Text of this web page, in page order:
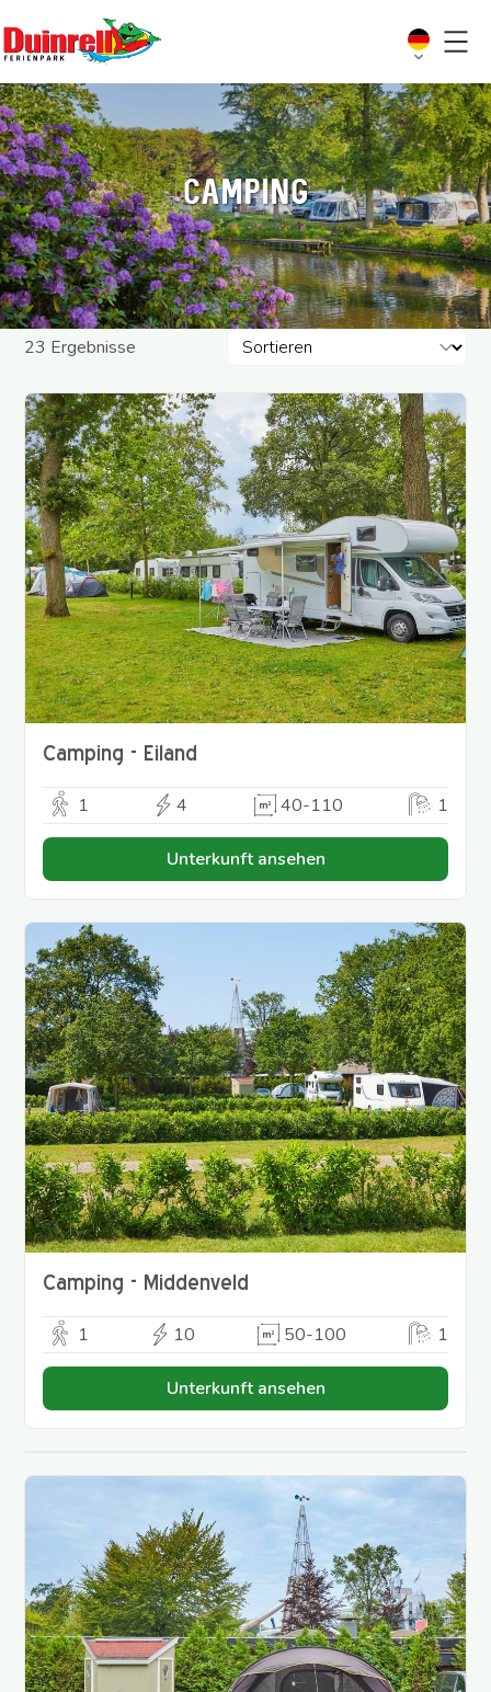
Camping
Ergebnisse
Camping - Eiland
1 4 40-110 1
Unterkunft ansehen
Camping - Middenveld
1 10 50-100 1
Unterkunft ansehen